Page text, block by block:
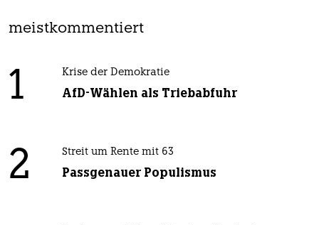
meistkommentiert
1 Krise der Demokratie
AfD-Wählen als Triebabfuhr
2 Streit um Rente mit 63
Passgenauer Populismus